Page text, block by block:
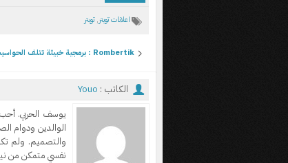
اعلانات تويتر,تويتر
Rombertik : برمجية خبيثة تتلف الحواسيب عند اكتشافها
الكاتب : Youo
يوسف الحربي.
الوالدين ودوام
والتصميم. ولم
نفسي متمكن من